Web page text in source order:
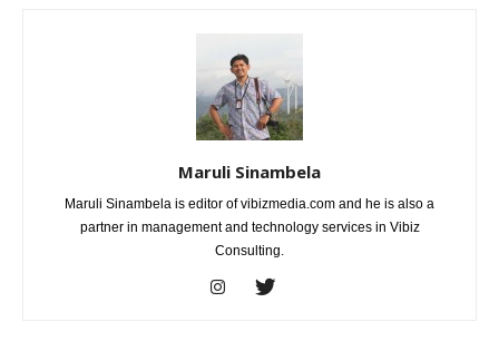
Maruli Sinambela
Maruli Sinambela is editor of vibizmedia.com and he is also a
partner in management and technology services in Vibiz
Consulting.